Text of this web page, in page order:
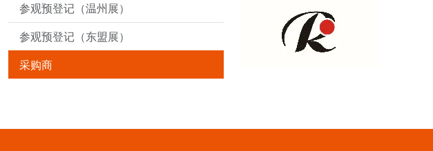
参观预登记（温州展）
参观预登记（东盟展）
采购商